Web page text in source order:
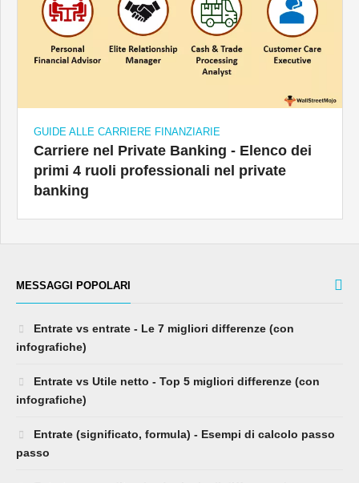
GUIDE ALLE CARRIERE FINANZIARIE
Carriere nel Private Banking - Elenco dei
primi 4 ruoli professionali nel private
banking
MESSAGGI POPOLARI
Entrate vs entrate - Le 7 migliori differenze (con
infografiche)
Entrate vs Utile netto - Top 5 migliori differenze (con
infografiche)
Entrate (significato, formula) - Esempi di calcolo passo
passo